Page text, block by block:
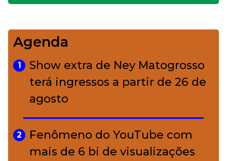
4
Bolsas de palha e ráfia: o
charme rústico que
conquistou o luxo
A ciência por trás da skincare: a
função de cada ativo
Agenda
1
Show extra de Ney Matogrosso
terá ingressos a partir de 26 de
agosto
2
Fenômeno do YouTube com
mais de 6 bi de visualizações